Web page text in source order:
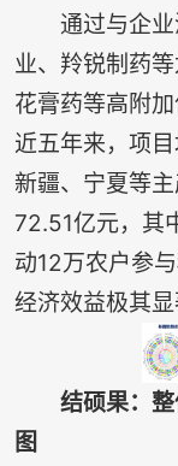
通过与企业
业、羚锐制药
花膏药等高附
近五年来，项
新疆、宁夏等
72.51亿元，其
动12万农户参
经济效益极其显
结硕果：整
图